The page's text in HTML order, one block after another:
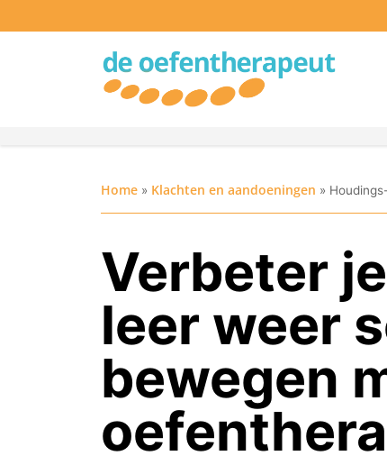
Home » Klachten en aandoeningen »
Verbeter
leer weer
bewegen